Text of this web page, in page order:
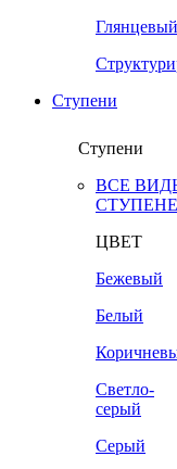
Ступени
Ступени
ВСЕ
ЦВЕТ
Бежевый
Белый
Светло-
серый
Серый